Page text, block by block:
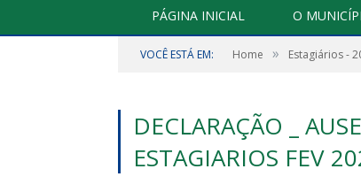
PÁGINA INICIAL O
VOCÊ ESTÁ EM: Home » Estagiários -
DECLARAÇÃO _
ESTAGIARIOS FEV